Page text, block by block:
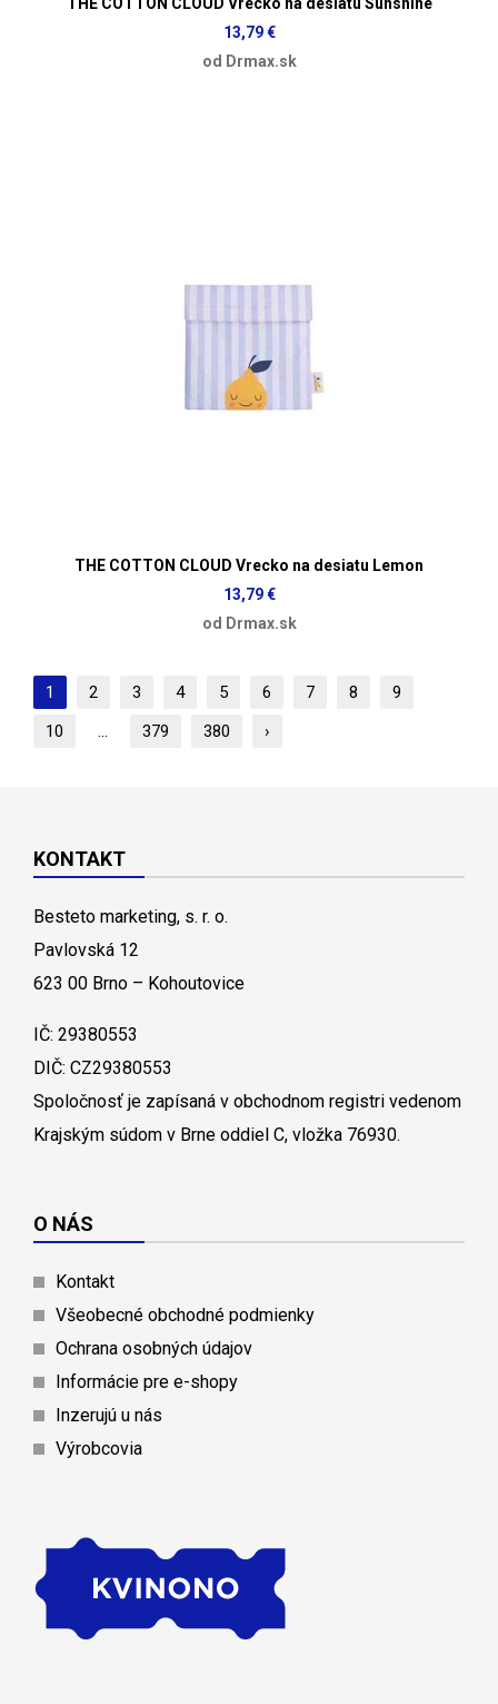
13,79 €
od Drmax.sk
THE COTTON CLOUD Vrecko na desiatu Lemon
13,79 €
od Drmax.sk
1 2 3 4 5 6 7 8
9
10
... 379 380 ›
KONTAKT
Besteto marketing, s. r. o.
Pavlovská 12
623 00 Brno – Kohoutovice
IČ: 29380553
DIČ: CZ29380553
Spoločnosť je zapísaná v obchodnom registri vedenom
Krajským súdom v Brne oddiel C, vložka 76930.
O NÁS
Kontakt
Všeobecné obchodné podmienky
Ochrana osobných údajov
Informácie pre e-shopy
Inzerujú u nás
Výrobcovia